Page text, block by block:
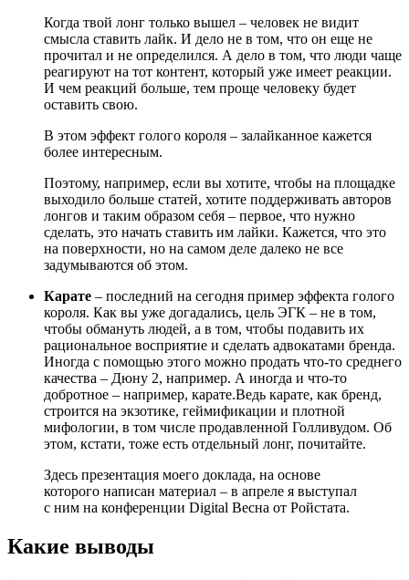
Когда твой лонг только вышел – человек не видит
смысла ставить лайк. И дело не в том, что он еще не
прочитал и не определился. А дело в том, что люди чаще
реагируют на тот контент, который уже имеет реакции.
И чем реакций больше, тем проще человеку будет
оставить свою.
В этом эффект голого короля – залайканное кажется
более интересным.
Поэтому, например, если вы хотите, чтобы на площадке
выходило больше статей, хотите поддерживать авторов
лонгов и таким образом себя – первое, что нужно
сделать, это начать ставить им лайки. Кажется, что это
на поверхности, но на самом деле далеко не все
задумываются об этом.
Карате – последний на сегодня пример эффекта голого
короля. Как вы уже догадались, цель ЭГК – не в том,
чтобы обмануть людей, а в том, чтобы подавить их
рациональное восприятие и сделать адвокатами бренда.
Иногда с помощью этого можно продать что-то среднего
качества – Дюну 2, например. А иногда и что-то
добротное – например, карате.Ведь карате, как бренд,
строится на экзотике, геймификации и плотной
мифологии, в том числе продавленной Голливудом. Об
этом, кстати, тоже есть отдельный лонг, почитайте.
Здесь презентация моего доклада, на основе
которого написан материал – в апреле я выступал
с ним на конференции Digital Весна от Ройстата.
Какие выводы